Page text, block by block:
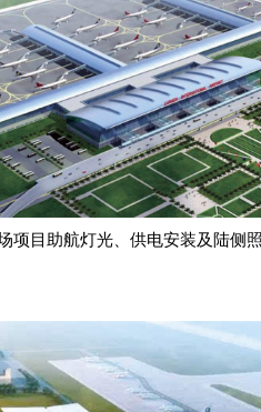
项目助航灯光、供电安装及陆侧